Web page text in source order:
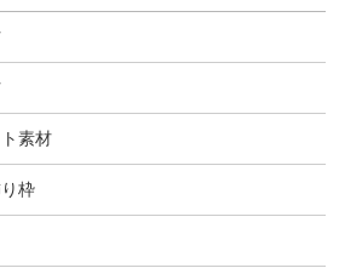
素材
枠